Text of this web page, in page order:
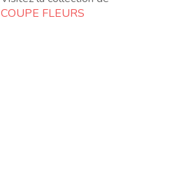
COUPE FLEURS